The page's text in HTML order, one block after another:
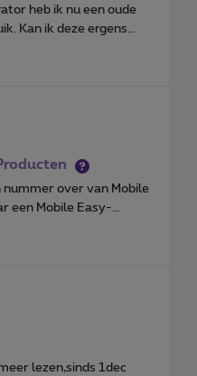
heb ik nu een oude
Kan ik deze ergens
Nederland zijn er heel
over van Mobile
een Mobile Easy-
vrijdag ontving ik een
maar geen van de
MyProximus, noch heb
Ondertussen is mijn
lezen,sinds 1dec